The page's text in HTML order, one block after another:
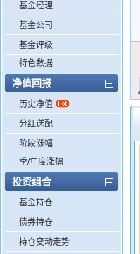
基金经理
基金公司
基金评级
特色数据
净值回报
历史净值
分红送配
阶段涨幅
季/年度涨幅
投资组合
基金持仓
债券持仓
持仓变动走势